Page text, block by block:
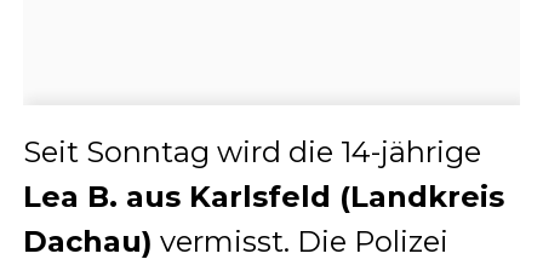
Seit Sonntag wird die 14-jährige
Lea B. aus Karlsfeld (Landkreis
Dachau) vermisst. Die Polizei